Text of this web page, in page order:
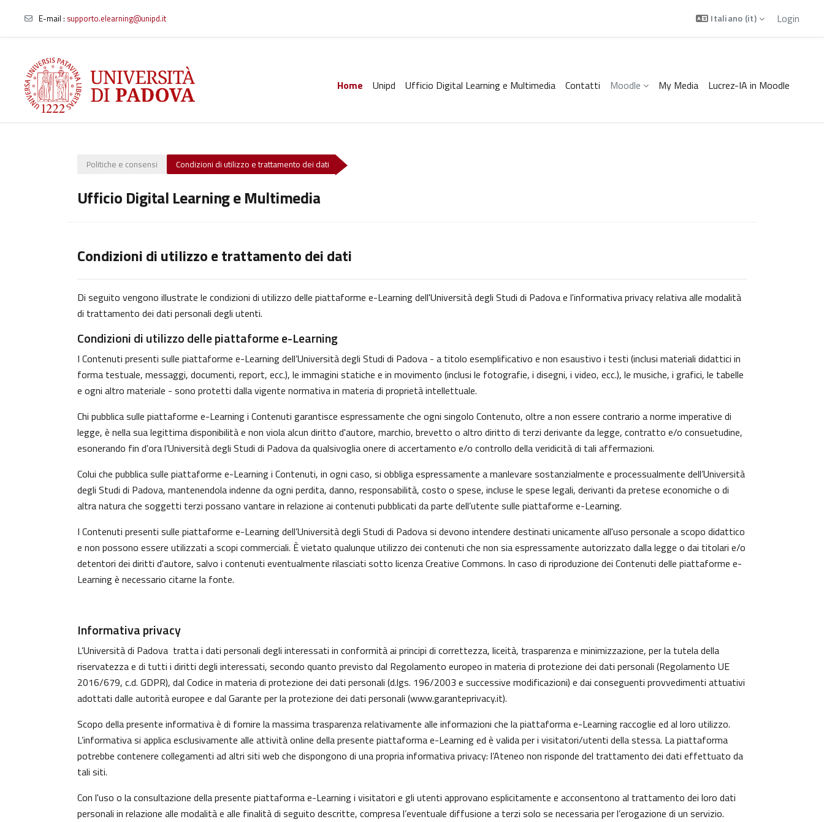
Vai al contenuto principale
E-mail : supporto.elearning@unipd.it Italiano ‎(it)‎ Login
Home Unipd Ufficio Digital Learning e Multimedia Contatti Moodle My Media Lucrez-IA in Moodle
Politiche e consensi Condizioni di utilizzo e trattamento dei dati
Ufficio Digital Learning e Multimedia
Condizioni di utilizzo e trattamento dei dati
Di seguito vengono illustrate le condizioni di utilizzo delle piattaforme e-Learning dell'Università degli Studi di Padova e l'informativa privacy relativa alle modalità
di trattamento dei dati personali degli utenti.
Condizioni di utilizzo delle piattaforme e-Learning
I Contenuti presenti sulle piattaforme e-Learning dell’Università degli Studi di Padova - a titolo esemplificativo e non esaustivo i testi (inclusi materiali didattici in
forma testuale, messaggi, documenti, report, ecc.), le immagini statiche e in movimento (inclusi le fotografie, i disegni, i video, ecc.), le musiche, i grafici, le tabelle
e ogni altro materiale - sono protetti dalla vigente normativa in materia di proprietà intellettuale.
Chi pubblica sulle piattaforme e-Learning i Contenuti garantisce espressamente che ogni singolo Contenuto, oltre a non essere contrario a norme imperative di
legge, è nella sua legittima disponibilità e non viola alcun diritto d'autore, marchio, brevetto o altro diritto di terzi derivante da legge, contratto e/o consuetudine,
esonerando fin d'ora l’Università degli Studi di Padova da qualsivoglia onere di accertamento e/o controllo della veridicità di tali affermazioni.
Colui che pubblica sulle piattaforme e-Learning i Contenuti, in ogni caso, si obbliga espressamente a manlevare sostanzialmente e processualmente dell’Università
degli Studi di Padova, mantenendola indenne da ogni perdita, danno, responsabilità, costo o spese, incluse le spese legali, derivanti da pretese economiche o di
altra natura che soggetti terzi possano vantare in relazione ai contenuti pubblicati da parte dell’utente sulle piattaforme e-Learning.
I Contenuti presenti sulle piattaforme e-Learning dell’Università degli Studi di Padova si devono intendere destinati unicamente all'uso personale a scopo didattico
e non possono essere utilizzati a scopi commerciali. È vietato qualunque utilizzo dei contenuti che non sia espressamente autorizzato dalla legge o dai titolari e/o
detentori dei diritti d'autore, salvo i contenuti eventualmente rilasciati sotto licenza Creative Commons. In caso di riproduzione dei Contenuti delle piattaforme e-
Learning è necessario citarne la fonte.
Informativa privacy
L’Università di Padova tratta i dati personali degli interessati in conformità ai principi di correttezza, liceità, trasparenza e minimizzazione, per la tutela della
riservatezza e di tutti i diritti degli interessati, secondo quanto previsto dal Regolamento europeo in materia di protezione dei dati personali (Regolamento UE
2016/679, c.d. GDPR), dal Codice in materia di protezione dei dati personali (d.lgs. 196/2003 e successive modificazioni) e dai conseguenti provvedimenti attuativi
adottati dalle autorità europee e dal Garante per la protezione dei dati personali (www.garanteprivacy.it).
Scopo della presente informativa è di fornire la massima trasparenza relativamente alle informazioni che la piattaforma e-Learning raccoglie ed al loro utilizzo.
L’informativa si applica esclusivamente alle attività online della presente piattaforma e-Learning ed è valida per i visitatori/utenti della stessa. La piattaforma
potrebbe contenere collegamenti ad altri siti web che dispongono di una propria informativa privacy: l’Ateneo non risponde del trattamento dei dati effettuato da
tali siti.
Con l'uso o la consultazione della presente piattaforma e-Learning i visitatori e gli utenti approvano esplicitamente e acconsentono al trattamento dei loro dati
personali in relazione alle modalità e alle finalità di seguito descritte, compresa l’eventuale diffusione a terzi solo se necessaria per l’erogazione di un servizio.